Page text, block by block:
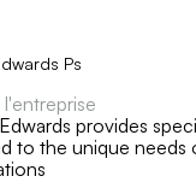
Ps
provides
to the unique needs